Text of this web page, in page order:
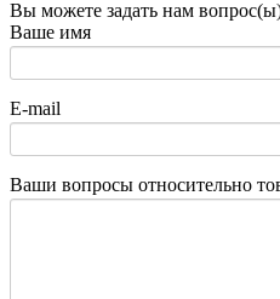
Вы можете задать нам
Ваше имя
E-mail
Ваши вопросы относительно